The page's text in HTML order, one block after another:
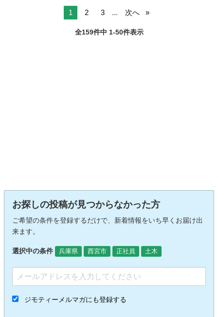
1 2 3 ... 次へ
全159件中 1-50件表示
お探しの投稿が見つからなかった方
ご希望の条件を登録するだけで、新着情報をいち早くお届け出
来ます。
選択中の条件 兵庫県 西宮市 正社員 土木
ジモティーメルマガにも登録する